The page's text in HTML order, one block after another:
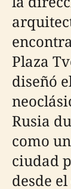
Plaza
diseñó
Rusia
como
ciudad
desde el